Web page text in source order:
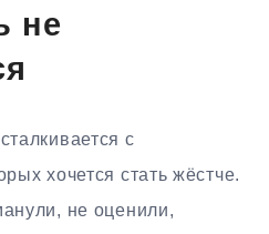
не
с
хочется стать жёстче.
не оценили,